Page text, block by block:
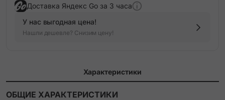
Доставка Яндекс Go за 3 часа
У нас выгодная цена!
Нашли дешевле? Снизим цену!
Характеристики
ОБЩИЕ ХАРАКТЕРИСТИКИ